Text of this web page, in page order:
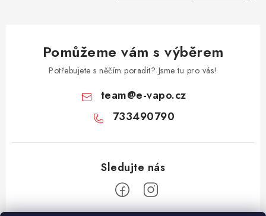
Pomůžeme vám s výběrem
Potřebujete s něčím poradit? Jsme tu pro vás!
team@e-vapo.cz
733490790